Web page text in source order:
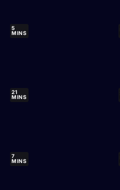
5
MINS
21
MINS
7
MINS